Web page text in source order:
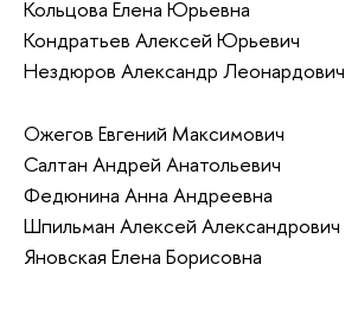
Кольцова Елена Юрьевна
Кондратьев Алексей Юрьевич
Нездюров Александр Леонардович
Ожегов Евгений Максимович
Салтан Андрей Анатольевич
Федюнина Анна Андреевна
Шпильман Алексей Александрович
Яновская Елена Борисовна